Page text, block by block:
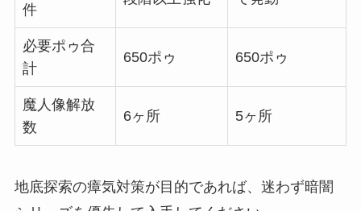
件
必要ポゥ合
計
650ポゥ 650ポゥ
魔人像解放
数
6ヶ所 5ヶ所
地底探索の瘴気対策が目的であれば、迷わず暗闇